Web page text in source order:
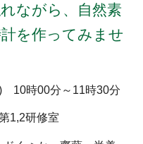
ながら、自然素
を作ってみませ
10時00分～11時30分
1,2研修室